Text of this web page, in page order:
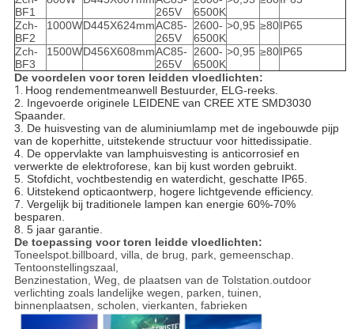
BF1
265V
6500K
Zch-
BF2
1000WD445X624mmAC85-
265V
2600-
6500K
>0,95 ≥80IP65
Zch-
BF3
1500WD456X608mmAC85-
265V
2600-
6500K
>0,95 ≥80IP65
De voordelen voor toren leidden vloedlichten:
1. Hoog rendementmeanwell Bestuurder, ELG-reeks.
2. Ingevoerde originele LEIDENE van CREE XTE SMD3030
Spaander.
3. De huisvesting van de aluminiumlamp met de ingebouwde pijp
van de koperhitte, uitstekende structuur voor hittedissipatie.
4. De oppervlakte van lamphuisvesting is anticorrosief en
verwerkte de elektroforese, kan bij kust worden gebruikt.
5. Stofdicht, vochtbestendig en waterdicht, geschatte IP65.
6. Uitstekend opticaontwerp, hogere lichtgevende efficiency.
7. Vergelijk bij traditionele lampen kan energie 60%-70%
besparen.
8. 5 jaar garantie.
De toepassing voor toren leidde vloedlichten:
Toneelspot.billboard, villa, de brug, park, gemeenschap.
Tentoonstellingszaal,
Benzinestation, Weg, de plaatsen van de Tolstation.outdoor
verlichting zoals landelijke wegen, parken, tuinen,
binnenplaatsen, scholen, vierkanten, fabrieken